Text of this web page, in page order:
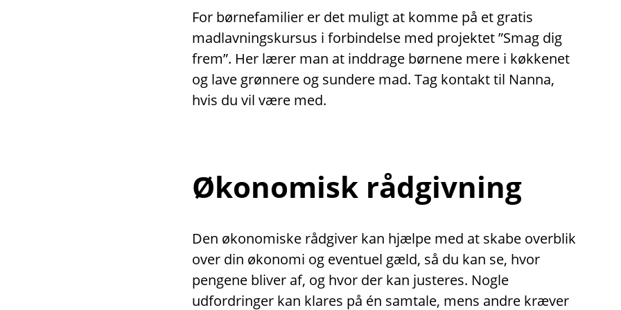
For børnefamilier er det muligt at komme på et gratis
madlavningskursus i forbindelse med projektet ”Smag dig
frem”. Her lærer man at inddrage børnene mere i køkkenet
og lave grønnere og sundere mad. Tag kontakt til Nanna,
hvis du vil være med.
Økonomisk rådgivning
Den økonomiske rådgiver kan hjælpe med at skabe overblik
over din økonomi og eventuel gæld, så du kan se, hvor
pengene bliver af, og hvor der kan justeres. Nogle
udfordringer kan klares på én samtale, mens andre kræver